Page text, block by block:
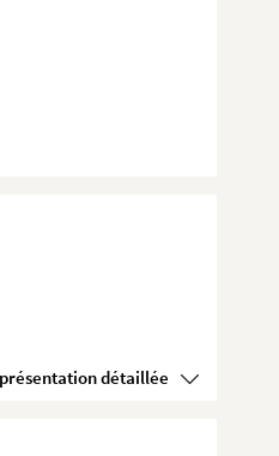
Voir la présentation détaillée